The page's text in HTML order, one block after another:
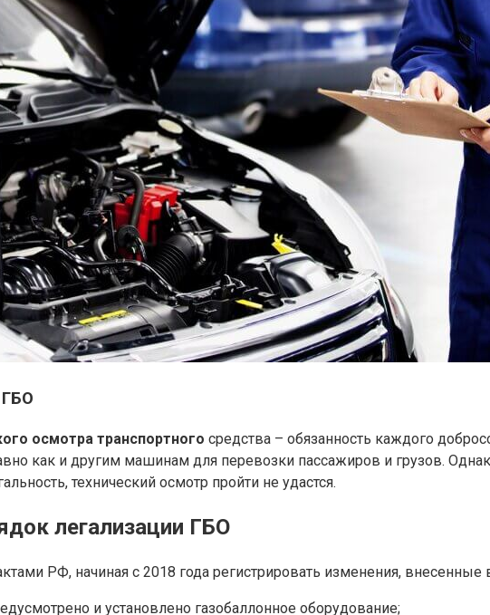
осмотра транспортного средства – обязанность каждого
как и другим машинам для перевозки пассажиров и грузов.
технический осмотр пройти не удастся.
легализации ГБО
РФ, начиная с 2018 года регистрировать изменения,
и установлено газобаллонное оборудование;